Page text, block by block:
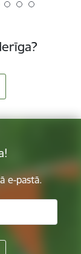
e-pastā.